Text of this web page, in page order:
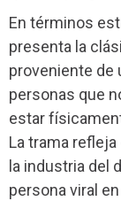
En términos
presenta la
proveniente de
personas que
estar
La trama
la industria del
persona viral